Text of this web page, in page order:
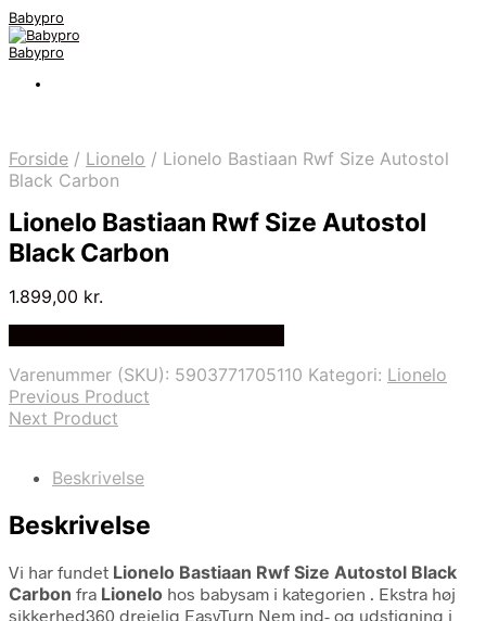
Babypro
Babypro
Forside / Lionelo / Lionelo Bastiaan Rwf Size Autostol
Black Carbon
Lionelo Bastiaan Rwf Size Autostol
Black Carbon
1.899,00 kr.
Varenummer (SKU): 5903771705110 Kategori: Lionelo
Previous Product
Next Product
Beskrivelse
Beskrivelse
Vi har fundet Lionelo Bastiaan Rwf Size Autostol Black
Carbon fra Lionelo hos babysam i kategorien . Ekstra høj
sikkerhed360 drejelig EasyTurn Nem ind- og udstigning i